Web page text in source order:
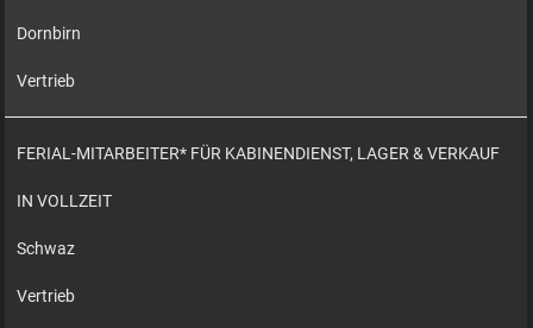
Dornbirn
Vertrieb
FERIAL-MITARBEITER* FÜR KABINENDIENST, LAGER & VERKAUF
IN VOLLZEIT
Schwaz
Vertrieb